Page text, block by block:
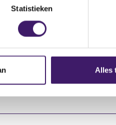
Statistieken
Alles